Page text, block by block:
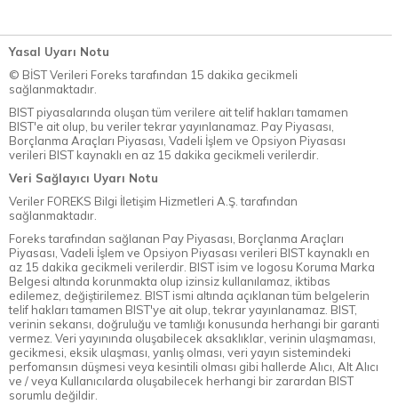
Yasal Uyarı Notu
© BİST Verileri Foreks tarafından 15 dakika gecikmeli
sağlanmaktadır.
BIST piyasalarında oluşan tüm verilere ait telif hakları tamamen
BIST'e ait olup, bu veriler tekrar yayınlanamaz. Pay Piyasası,
Borçlanma Araçları Piyasası, Vadeli İşlem ve Opsiyon Piyasası
verileri BIST kaynaklı en az 15 dakika gecikmeli verilerdir.
Veri Sağlayıcı Uyarı Notu
Veriler FOREKS Bilgi İletişim Hizmetleri A.Ş. tarafından
sağlanmaktadır.
Foreks tarafından sağlanan Pay Piyasası, Borçlanma Araçları
Piyasası, Vadeli İşlem ve Opsiyon Piyasası verileri BIST kaynaklı en
az 15 dakika gecikmeli verilerdir. BIST isim ve logosu Koruma Marka
Belgesi altında korunmakta olup izinsiz kullanılamaz, iktibas
edilemez, değiştirilemez. BIST ismi altında açıklanan tüm belgelerin
telif hakları tamamen BIST'ye ait olup, tekrar yayınlanamaz. BIST,
verinin sekansı, doğruluğu ve tamlığı konusunda herhangi bir garanti
vermez. Veri yayınında oluşabilecek aksaklıklar, verinin ulaşmaması,
gecikmesi, eksik ulaşması, yanlış olması, veri yayın sistemindeki
perfomansın düşmesi veya kesintili olması gibi hallerde Alıcı, Alt Alıcı
ve / veya Kullanıcılarda oluşabilecek herhangi bir zarardan BIST
sorumlu değildir.